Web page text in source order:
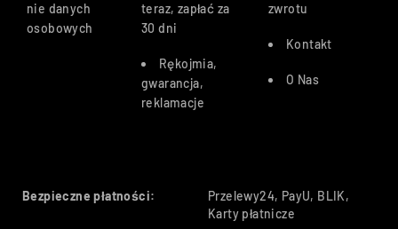
nie danych
osobowych
teraz, zapłać za
30 dni
Rękojmia,
gwarancja,
reklamacje
zwrotu
Kontakt
O Nas
Bezpieczne płatności:
Przelewy24, PayU, BLIK,
Karty płatnicze